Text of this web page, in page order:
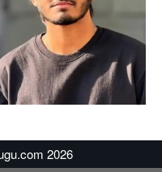
2026